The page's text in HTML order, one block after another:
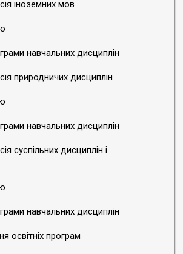
іноземних мов
навчальних дисциплін
природничих дисциплін
навчальних дисциплін
суспільних дисциплін і
навчальних дисциплін
освітніх програм